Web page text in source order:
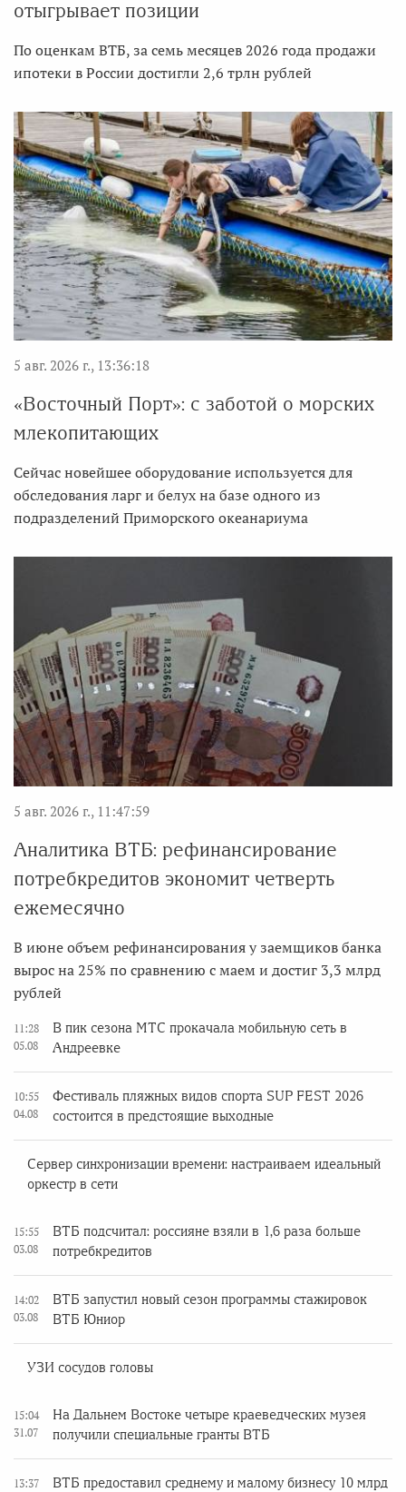
отыгрывает позиции
По оценкам ВТБ, за семь месяцев 2026 года продажи
ипотеки в России достигли 2,6 трлн рублей
5 авг. 2026 г., 13:36:18
«Восточный Порт»: с заботой о морских
млекопитающих
Сейчас новейшее оборудование используется для
обследования ларг и белух на базе одного из
подразделений Приморского океанариума
5 авг. 2026 г., 11:47:59
Аналитика ВТБ: рефинансирование
потребкредитов экономит четверть
ежемесячно
В июне объем рефинансирования у заемщиков банка
вырос на 25% по сравнению с маем и достиг 3,3 млрд
рублей
11:28
05.08
В пик сезона МТС прокачала мобильную сеть в
Андреевке
10:55
04.08
Фестиваль пляжных видов спорта SUP FEST 2026
состоится в предстоящие выходные
Сервер синхронизации времени: настраиваем идеальный
оркестр в сети
15:55
03.08
ВТБ подсчитал: россияне взяли в 1,6 раза больше
потребкредитов
14:02
03.08
ВТБ запустил новый сезон программы стажировок
ВТБ Юниор
УЗИ сосудов головы
15:04
31.07
На Дальнем Востоке четыре краеведческих музея
получили специальные гранты ВТБ
13:37
ВТБ предоставил среднему и малому бизнесу 10 млрд